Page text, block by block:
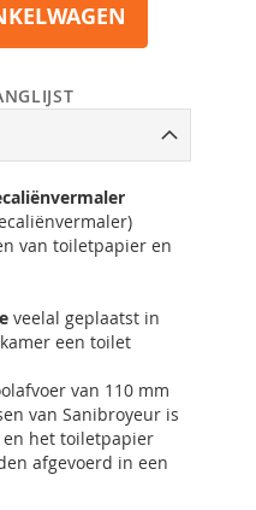
van toiletpapier en
veelal geplaatst in
een toilet
van 110 mm
van Sanibroyeur is
het toiletpapier
afgevoerd in een